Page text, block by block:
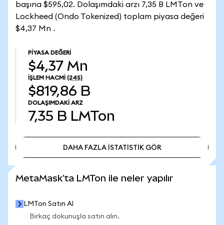
başına $595,02. Dolaşımdaki arzı 7,35 B LMTon ve
Lockheed (Ondo Tokenized) toplam piyasa değeri
$4,37 Mn .
PIYASA DEĞERI
$4,37 Mn
İŞLEM HACMI (24S)
$819,86 B
DOLAŞIMDAKI ARZ
7,35 B LMTon
DAHA FAZLA İSTATİSTİK GÖR
MetaMask'ta LMTon ile neler yapılır
LMTon Satın Al
Birkaç dokunuşla satın alın.